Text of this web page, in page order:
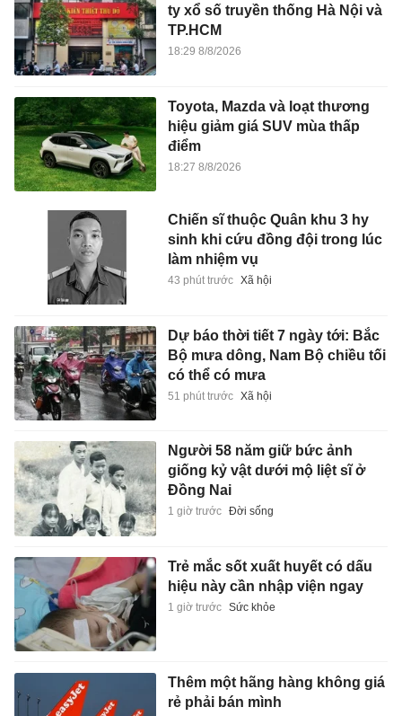
ty xổ số truyền thống Hà Nội và
TP.HCM
18:29 8/8/2026
Toyota, Mazda và loạt thương
hiệu giảm giá SUV mùa thấp
điểm
18:27 8/8/2026
Chiến sĩ thuộc Quân khu 3 hy
sinh khi cứu đồng đội trong lúc
làm nhiệm vụ
43 phút trước Xã hội
Dự báo thời tiết 7 ngày tới: Bắc
Bộ mưa dông, Nam Bộ chiều tối
có thể có mưa
51 phút trước Xã hội
Người 58 năm giữ bức ảnh
giống kỷ vật dưới mộ liệt sĩ ở
Đồng Nai
1 giờ trước Đời sống
Trẻ mắc sốt xuất huyết có dấu
hiệu này cần nhập viện ngay
1 giờ trước Sức khỏe
Thêm một hãng hàng không giá
rẻ phải bán mình